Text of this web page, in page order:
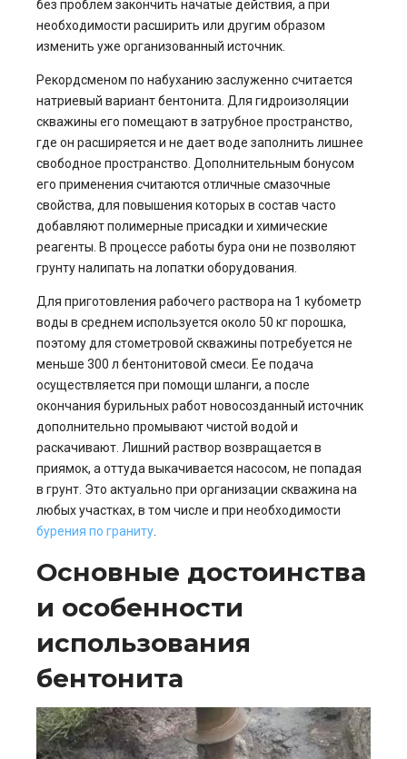
без проблем закончить начатые действия, а при
необходимости расширить или другим образом
изменить уже организованный источник.
Рекордсменом по набуханию заслуженно считается
натриевый вариант бентонита. Для гидроизоляции
скважины его помещают в затрубное пространство,
где он расширяется и не дает воде заполнить лишнее
свободное пространство. Дополнительным бонусом
его применения считаются отличные смазочные
свойства, для повышения которых в состав часто
добавляют полимерные присадки и химические
реагенты. В процессе работы бура они не позволяют
грунту налипать на лопатки оборудования.
Для приготовления рабочего раствора на 1 кубометр
воды в среднем используется около 50 кг порошка,
поэтому для стометровой скважины потребуется не
меньше 300 л бентонитовой смеси. Ее подача
осуществляется при помощи шланги, а после
окончания бурильных работ новосозданный источник
дополнительно промывают чистой водой и
раскачивают. Лишний раствор возвращается в
приямок, а оттуда выкачивается насосом, не попадая
в грунт. Это актуально при организации скважина на
любых участках, в том числе и при необходимости
бурения по граниту.
Основные достоинства
и особенности
использования
бентонита